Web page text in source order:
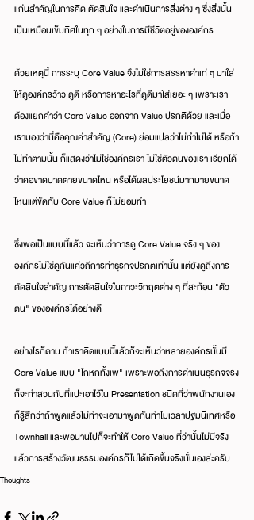
แก่นสำคัญในการคิด ตัดสินใจ และดำเนินการสิ่งต่าง ๆ ซึ่งสิ่งนั้น
เป็นเหมือนเข็มทิศในทุก ๆ อย่างในการมีชีวิตอยู่ขององค์กร
ด้วยเหตุนี้ การระบุ Core Value จึงไม่ใช่การสรรหาคำเท่ ๆ มาใส่
ให้ดูองค์กรว้าว ดูดี หรือการหาอะไรที่ดูดีมาใส่เยอะ ๆ เพราะเรา
ต้องแยกคำว่า Core Value ออกจาก Value ปรกติด้วย และเมื่อ
เรามองว่านี่คือคุณค่าสำคัญ (Core) ย่อมแปลว่าไม่ทำไม่ได้ หรือถ้า
ไม่ทำตามนั้น ก็แสดงว่าไม่ใช่องค์กรเรา ไม่ใช่ตัวตนของเรา เรียกได้
ว่าคอขาดบาดตายขนาดไหน หรือได้ผลประโยชน์มากมายขนาด
ไหนแต่ขัดกับ Core Value ก็ไม่ยอมทำ
ซึ่งพอเป็นแบบนี้แล้ว จะเห็นว่าการดู Core Value จริง ๆ ของ
องค์กรไม่ใช่ดูกันแค่วิถีการทำธุรกิจปรกติเท่านั้น แต่ยังดูถึงการ
ตัดสินใจสำคัญ การตัดสินใจในภาวะวิกฤตต่าง ๆ ที่สะท้อน "ตัว
ตน" ขององค์กรได้อย่างดี
อย่างไรก็ตาม ถ้าเราคิดแบบนี้แล้วก็จะเห็นว่าหลายองค์กรนั้นมี
Core Value แบบ "โกหกทัั้งเพ" เพราะพอถึงการดำเนินธุรกิจจริง
ก็จะทำสวนกับที่แปะเอาไว้ใน Presentation ชนิดที่ว่าพนักงานเอง
ก็รู้สึกว่าถ้าพูดแล้วไม่ทำจะเอามาพูดกันทำไมเวลาปฐมนิเทศหรือ
Townhall และพอนานไปก็จะทำให้ Core Value ที่ว่านั้นไม่มีจริง
แล้วการสร้างวัฒนธรรมองค์กรก็ไม่ได้เกิดขึ้นจริงนั่นเองล่ะครับ
Thoughts